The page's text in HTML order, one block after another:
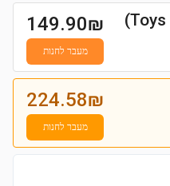
149.90₪
מעבר לחנות
224.58₪
מעבר לחנות